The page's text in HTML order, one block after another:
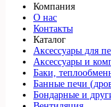
Компания
О нас
Контакты
Каталог
Аксессуары для
Аксессуары и
Баки,
Банные печи
Бондарные и